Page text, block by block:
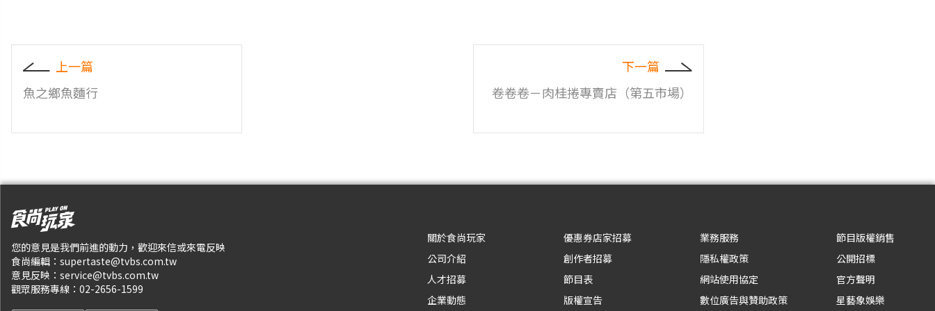
上一篇
魚之鄉魚麵行
下一篇
卷卷卷－肉桂捲專賣店（第五市場）
您的意見是我們前進的動力，歡迎來信或來電反映
食尚編輯： supertaste@tvbs.com.tw
意見反映： service@tvbs.com.tw
觀眾服務專線： 02-2656-1599
關於食尚玩家
公司介紹
人才招募
企業動態
優惠券店家招募
創作者招募
節目表
版權宣告
業務服務
隱私權政策
網站使用協定
數位廣告與贊助政策
節目版權銷售
公開招標
官方聲明
星藝象娛樂